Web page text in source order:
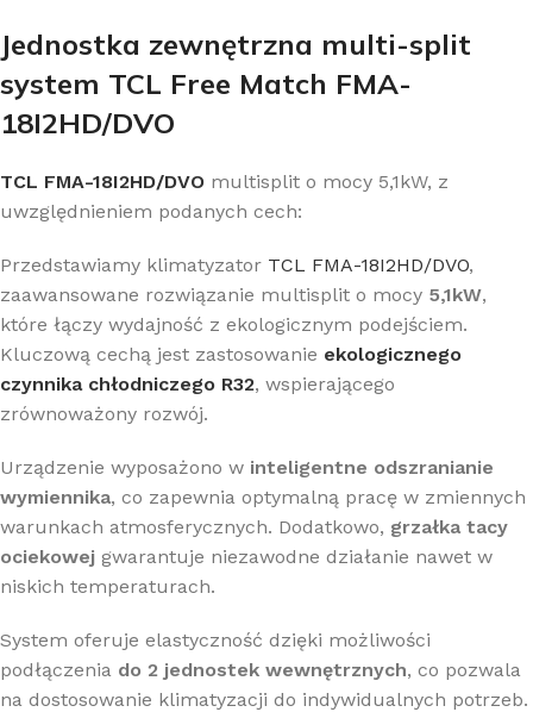
Jednostka zewnętrzna multi-split
system TCL Free Match FMA-
18I2HD/DVO
TCL FMA-18I2HD/DVO multisplit o mocy 5,1kW, z
uwzględnieniem podanych cech:
Przedstawiamy klimatyzator TCL FMA-18I2HD/DVO,
zaawansowane rozwiązanie multisplit o mocy 5,1kW,
które łączy wydajność z ekologicznym podejściem.
Kluczową cechą jest zastosowanie ekologicznego
czynnika chłodniczego R32, wspierającego
zrównoważony rozwój.
Urządzenie wyposażono w inteligentne odszranianie
wymiennika, co zapewnia optymalną pracę w zmiennych
warunkach atmosferycznych. Dodatkowo, grzałka tacy
ociekowej gwarantuje niezawodne działanie nawet w
niskich temperaturach.
System oferuje elastyczność dzięki możliwości
podłączenia do 2 jednostek wewnętrznych, co pozwala
na dostosowanie klimatyzacji do indywidualnych potrzeb.